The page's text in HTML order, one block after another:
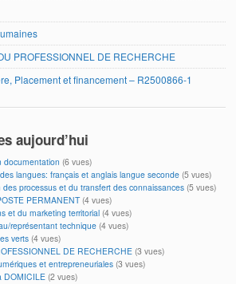
PROFESSIONNEL DE RECHERCHE
Placement et financement – R2500866-1
aujourd’hui
documentation (6 vues)
langues: français et anglais langue seconde (5 vues)
processus et du transfert des connaissances (5 vues)
PERMANENT(4 vues)
et du marketing territorial (4 vues)
représentant technique (4 vues)
verts (4 vues)
DE RECHERCHE (3 vues)
et entrepreneuriales (3 vues)
DOMICILE (2 vues)